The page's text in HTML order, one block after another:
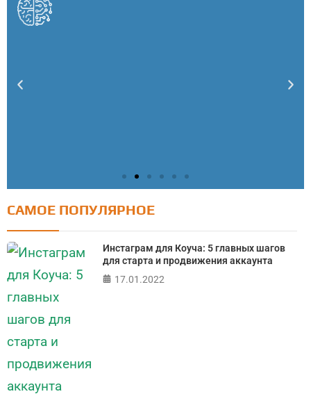
Тест: Как я контролирую свою жизнь?
Джулиана Роттера
САМОЕ ПОПУЛЯРНОЕ
Инстаграм для Коуча: 5 главных шагов
для старта и продвижения аккаунта
17.01.2022